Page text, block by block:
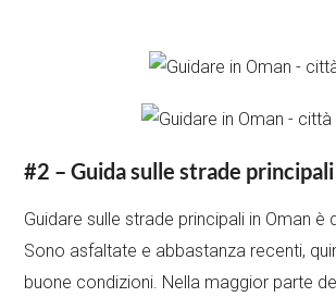
#2 – Guida sulle strade
Guidare sulle strade principali in Oman è
Sono asfaltate e abbastanza recenti,
buone condizioni. Nella maggior parte